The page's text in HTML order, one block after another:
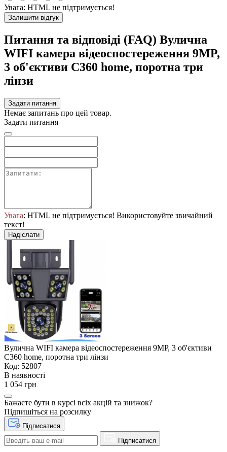
Увага: HTML не підтримується!
Залишити відгук
Питання та відповіді (FAQ) Вулична
WIFI камера відеоспостереження 9MP,
3 об'єктиви C360 home, поротна три
лінзи
Задати питання
Немає запитань про цей товар.
Задати питання
Увага: HTML не підтримується! Використовуйте звичайний
текст!
Надіслати
Вулична WIFI камера відеоспостереження 9MP, 3 об'єктиви
C360 home, поротна три лінзи
Код: 52807
В наявності
1 054 грн
Бажаєте бути в курсі всіх акцій та знижок?
Підпишіться на розсилку
Підписатися
Підписатися